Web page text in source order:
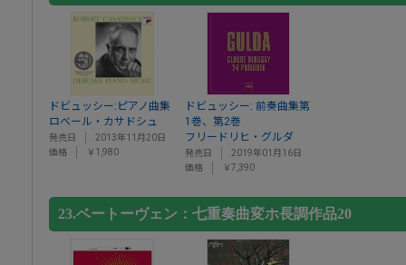
ドビュッシー:ピアノ曲集
ロベール・カサドシュ
発売日
2013年11月20日
価格
￥1,980
ドビュッシー: 前奏曲集第
1巻、第2巻
フリードリヒ・グルダ
発売日
2019年01月16日
価格
￥7,390
23.ベートーヴェン：七重奏曲変ホ長調作品20